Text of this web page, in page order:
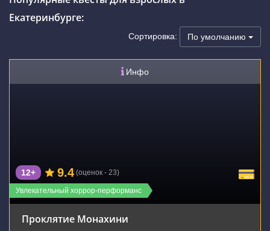
Екатеринбурге:
Сортировка: По умолчанию
Инфо
Увлекательный хоррор-перформанс
12+ 9.4 (оценок - 23)
Проклятие Монахини